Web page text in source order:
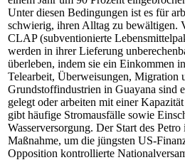
Unter diesen Bedingungen ist es für
schwierig, ihren Alltag zu bewältigen.
CLAP (subventionierte
werden in ihrer Lieferung
überleben, indem sie ein Einkommen
Telearbeit, Überweisungen,
Grundstoffindustrien in Guayana sind
gelegt oder arbeiten mit einer
gibt häufige Stromausfälle sowie
Wasserversorgung. Der Start des
Maßnahme, um die jüngsten US-
Opposition kontrollierte